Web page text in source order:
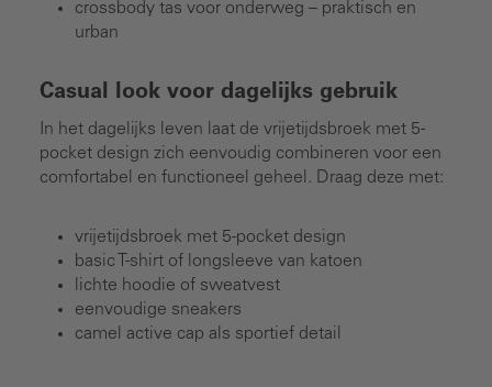
crossbody tas voor onderweg – praktisch en
urban
Casual look voor dagelijks gebruik
In het dagelijks leven laat de vrijetijdsbroek met 5-
pocket design zich eenvoudig combineren voor een
comfortabel en functioneel geheel. Draag deze met:
vrijetijdsbroek met 5-pocket design
basic T-shirt of longsleeve van katoen
lichte hoodie of sweatvest
eenvoudige sneakers
camel active cap als sportief detail